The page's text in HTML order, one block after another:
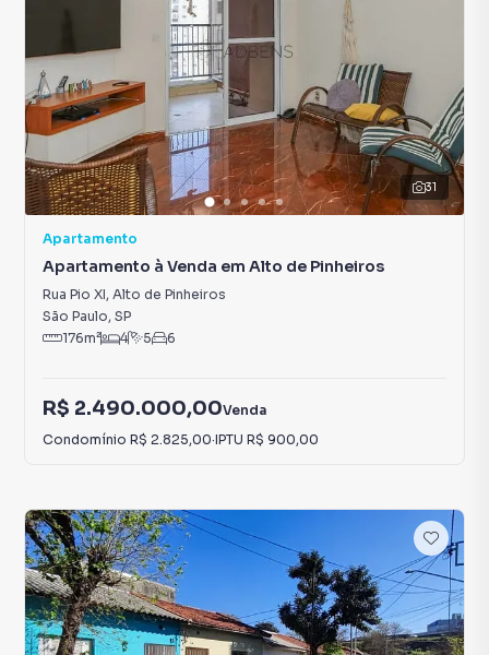
31
Apartamento
Apartamento à Venda em Alto de Pinheiros
Rua Pio XI, Alto de Pinheiros
São Paulo, SP
176m² 4 5 6
R$ 2.490.000,00Venda
Condomínio R$ 2.825,00·IPTU R$ 900,00